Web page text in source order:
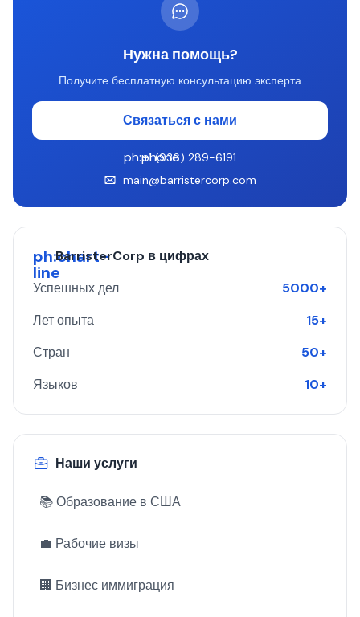
Нужна помощь?
Получите бесплатную консультацию эксперта
Связаться с нами
ph:phone
+1 (936) 289-6191
main@barristercorp.com
ph:chart-
line
BarristerCorp в цифрах
Успешных дел
5000+
Лет опыта
15+
Стран
50+
Языков
10+
Наши услуги
📚 Образование в США
💼 Рабочие визы
🏢 Бизнес иммиграция